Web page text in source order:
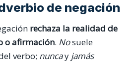
de negación
rechaza la realidad de
o afirmación. Nosuele
verbo; nuncay jamás